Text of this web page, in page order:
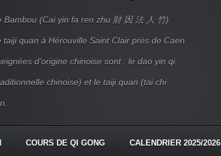
(Cai yin fa ren zhu 財 因 法 人 竹)
quan à Hérouville Saint Clair près de Caen
d'origine chinoise sont : le dao yin qi
chinoise) et le taiji quan (tai chi
COURS DE QI GONG CALENDRIER 2025/2026